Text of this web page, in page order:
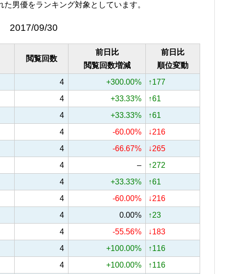
た男優をランキング対象としています。
2017/09/30
閲覧回数
前日比
閲覧回数増減
前日比
順位変動
4 +300.00%
↑177
4 +33.33%
↑61
4 +33.33%
↑61
4 -60.00%
↓216
4 -66.67%
↓265
4 –
↑272
4 +33.33%
↑61
4 -60.00%
↓216
4 0.00%
↑23
4 -55.56%
↓183
4 +100.00%
↑116
4 +100.00%
↑116